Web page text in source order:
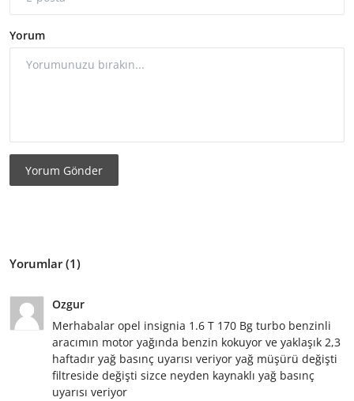
Yorum
Yorum Gönder
Yorumlar (1)
Ozgur
Merhabalar opel insignia 1.6 T 170 Bg turbo benzinli
aracımın motor yağında benzin kokuyor ve yaklaşık 2,3
haftadır yağ basınç uyarısı veriyor yağ müşürü değişti
filtreside değişti sizce neyden kaynaklı yağ basınç
uyarısı veriyor